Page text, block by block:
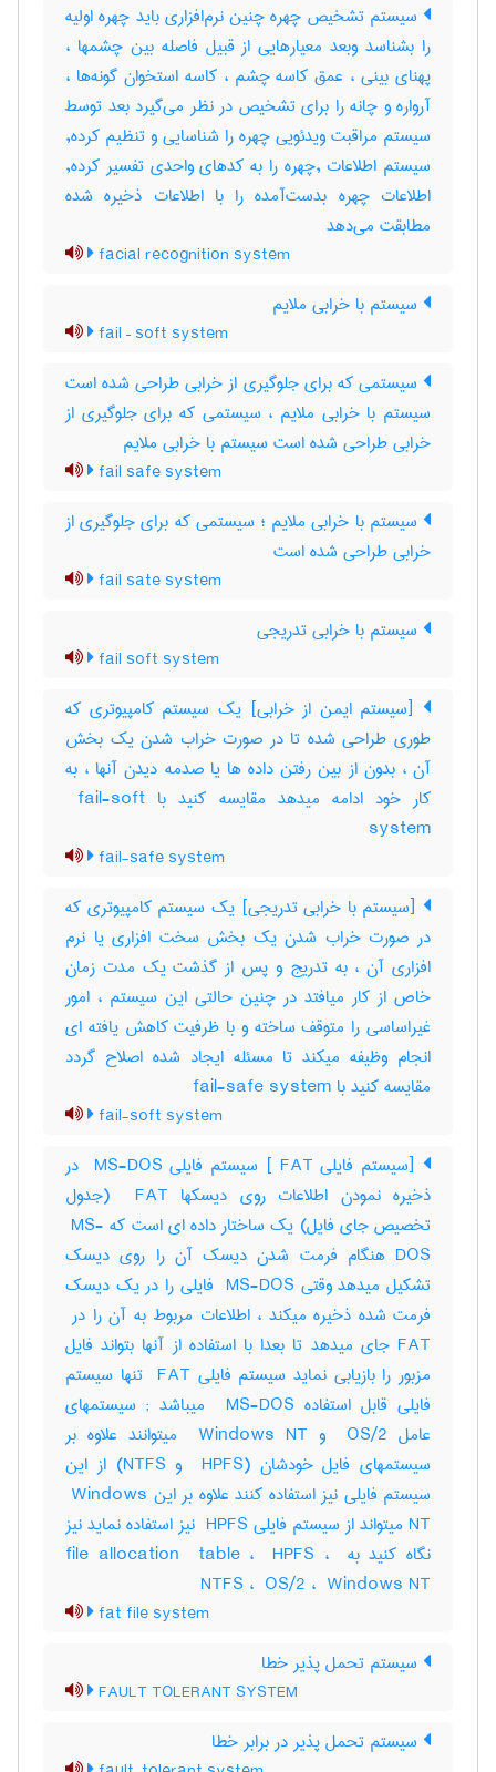
سیستم تشخیص چهره چنین نرم‌افزاری باید چهره اولیه
را بشناسد وبعد معیارهایی از قبیل فاصله بین چشمها ،
پهنای بینی ، عمق کاسه چشم ، کاسه استخوان گونه‌ها ،
آرواره و چانه را برای تشخیص در نظر می‌گیرد بعد توسط
سیستم مراقبت ویدئویی چهره را شناسایی و تنظیم کرده,
سیستم اطلاعات ,چهره را به کدهای واحدی تفسیر کرده,
اطلاعات چهره بدست‌آمده را با اطلاعات ذخیره شده
مطابقت می‌دهد
facial recognition system
سیستم با خرابی ملایم
fail – soft system
سیستمی که برای جلوگیری از خرابی طراحی شده است
سیستم با خرابی ملایم ، سیستمی که برای جلوگیری از
خرابی طراحی شده است سیستم با خرابی ملایم
fail safe system
سیستم با خرابی ملایم ؛ سیستمی که برای جلوگیری از
خرابی طراحی شده است
fail sate system
سیستم با خرابی تدریجی
fail soft system
[سیستم ایمن از خرابی] یک سیستم کامپیوتری که
طوری طراحی شده تا در صورت خراب شدن یک بخش
آن ، بدون از بین رفتن داده ها یا صدمه دیدن آنها ، به
کار خود ادامه میدهد مقایسه کنید با ‎ fail-soft
system
fail-safe system
[سیستم با خرابی تدریجی] یک سیستم کامپیوتری که
در صورت خراب شدن یک بخش سخت افزاری یا نرم
افزاری آن ، به تدریج و پس از گذشت یک مدت زمان
خاص از کار میافتد در چنین حالتی این سیستم ، امور
غیراساسی را متوقف ساخته و با ظرفیت کاهش یافته ای
انجام وظیفه میکند تا مسئله ایجاد شده اصلاح گردد
مقایسه کنید با ‎ fail-safe system
fail-soft system
[سیستم فایلی ‎ FAT] سیستم فایلی ‎ MS-DOS در
ذخیره نمودن اطلاعات روی دیسکها ‎ FAT (جدول
تخصیص جای فایل) یک ساختار داده ای است که ‎ MS-
DOS هنگام فرمت شدن دیسک آن را روی دیسک
تشکیل میدهد وقتی ‎ MS-DOS فایلی را در یک دیسک
FAT جای میدهد تا بعدا با استفاده از آنها بتواند فایل
مزبور را بازیابی نماید سیستم فایلی ‎ FAT تنها سیستم
فایلی قابل استفاده ‎ MS-DOS میباشد‎ ; سیستمهای
عامل ‎ OS/2 و ‎ Windows NT میتوانند علاوه بر
سیستمهای فایل خودشان (‎ HPFS و ‎NTFS) از این
سیستم فایلی نیز استفاده کنند علاوه بر این ‎ Windows
NT میتواند از سیستم فایلی ‎ HPFS نیز استفاده نماید نیز
نگاه کنید به ‎file allocation ‎ table ، ‎ HPFS ، ‎
NTFS ، ‎ OS/2 ، ‎ Windows NT
fat file system
سیستم تحمل پذیر خطا
FAULT TOLERANT SYSTEM
سیستم تحمل پذیر در برابر خطا